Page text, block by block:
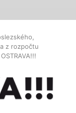
z rozpočtu